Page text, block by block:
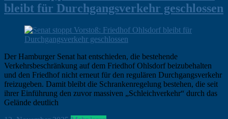
bleibt für Durchgangsverkehr geschlossen
Der Hamburger Senat hat entschieden, die bestehende
Verkehrsbeschränkung auf dem Friedhof Ohlsdorf beizubehalten
und den Friedhof nicht erneut für den regulären Durchgangsverkehr
freizugeben. Damit bleibt die Schrankenregelung bestehen, die seit
ihrer Einführung den zuvor massiven „Schleichverkehr“ durch das
Gelände deutlich